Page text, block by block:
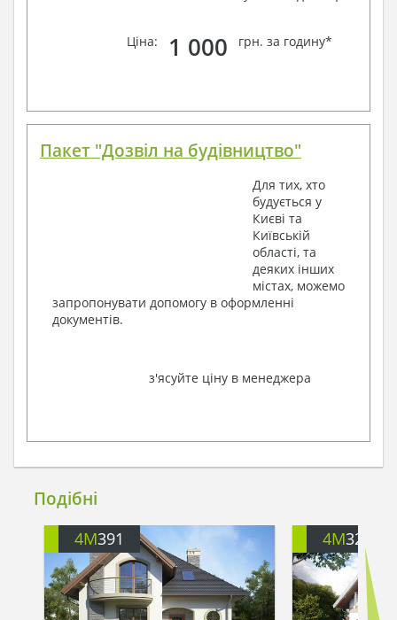
Ціна: 1 000 грн. за годину*
Пакет "Дозвіл на будівництво"
Для тих, хто
будується у
Києві та
Київській
області, та
деяких інших
містах, можемо
запропонувати допомогу в оформленні
документів.
з'ясуйте ціну в менеджера
Подібні
4M391 4M3200